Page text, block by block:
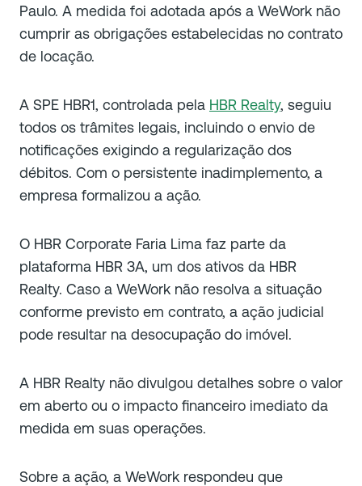
Paulo. A medida foi adotada após a WeWork não
cumprir as obrigações estabelecidas no contrato
de locação.
A SPE HBR1, controlada pela HBR Realty, seguiu
todos os trâmites legais, incluindo o envio de
notificações exigindo a regularização dos
débitos. Com o persistente inadimplemento, a
empresa formalizou a ação.
O HBR Corporate Faria Lima faz parte da
plataforma HBR 3A, um dos ativos da HBR
Realty. Caso a WeWork não resolva a situação
conforme previsto em contrato, a ação judicial
pode resultar na desocupação do imóvel.
A HBR Realty não divulgou detalhes sobre o valor
em aberto ou o impacto financeiro imediato da
medida em suas operações.
Sobre a ação, a WeWork respondeu que